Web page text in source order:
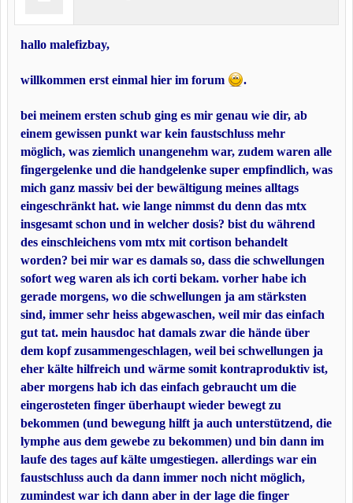
hallo malefizbay,
willkommen erst einmal hier im forum .
bei meinem ersten schub ging es mir genau wie dir, ab
einem gewissen punkt war kein faustschluss mehr
möglich, was ziemlich unangenehm war, zudem waren alle
fingergelenke und die handgelenke super empfindlich, was
mich ganz massiv bei der bewältigung meines alltags
eingeschränkt hat. wie lange nimmst du denn das mtx
insgesamt schon und in welcher dosis? bist du während
des einschleichens vom mtx mit cortison behandelt
worden? bei mir war es damals so, dass die schwellungen
sofort weg waren als ich corti bekam. vorher habe ich
gerade morgens, wo die schwellungen ja am stärksten
sind, immer sehr heiss abgewaschen, weil mir das einfach
gut tat. mein hausdoc hat damals zwar die hände über
dem kopf zusammengeschlagen, weil bei schwellungen ja
eher kälte hilfreich und wärme somit kontraproduktiv ist,
aber morgens hab ich das einfach gebraucht um die
eingerosteten finger überhaupt wieder bewegt zu
bekommen (und bewegung hilft ja auch unterstützend, die
lymphe aus dem gewebe zu bekommen) und bin dann im
laufe des tages auf kälte umgestiegen. allerdings war ein
faustschluss auch da dann immer noch nicht möglich,
zumindest war ich dann aber in der lage die finger